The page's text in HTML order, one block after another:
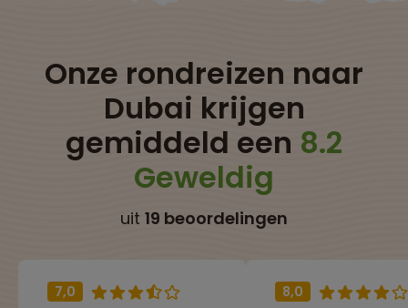
Onze rondreizen naar
Dubai krijgen
gemiddeld een 8.2
Geweldig
uit 19 beoordelingen
7,0 8,0